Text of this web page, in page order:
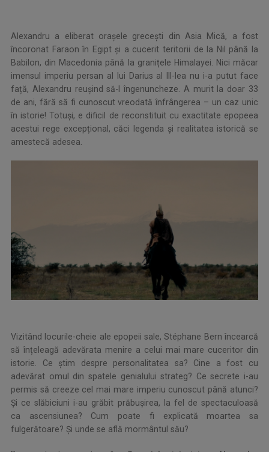
Alexandru a eliberat orașele grecești din Asia Mică, a fost
încoronat Faraon în Egipt și a cucerit teritorii de la Nil până la
Babilon, din Macedonia până la granițele Himalayei. Nici măcar
imensul imperiu persan al lui Darius al III-lea nu i-a putut face
față, Alexandru reușind să-l îngenuncheze. A murit la doar 33
de ani, fără să fi cunoscut vreodată înfrângerea – un caz unic
în istorie! Totuși, e dificil de reconstituit cu exactitate epopeea
acestui rege excepțional, căci legenda și realitatea istorică se
amestecă adesea.
Vizitând locurile-cheie ale epopeii sale, Stéphane Bern încearcă
să înțeleagă adevărata menire a celui mai mare cuceritor din
istorie. Ce știm despre personalitatea sa? Cine a fost cu
adevărat omul din spatele genialului strateg? Ce secrete i-au
permis să creeze cel mai mare imperiu cunoscut până atunci?
Și ce slăbiciuni i-au grăbit prăbușirea, la fel de spectaculoasă
ca ascensiunea? Cum poate fi explicată moartea sa
fulgerătoare? Și unde se află mormântul său?